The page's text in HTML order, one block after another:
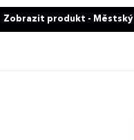
Zobrazit produkt - Městský